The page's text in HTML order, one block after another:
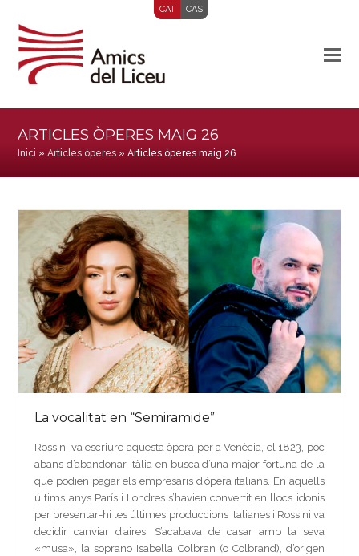
CAT CAS
ARTICLES ÒPERES MAIG 26
Inici »Articles òperes »Articles òperes maig 26
La vocalitat en “Semiramide”
Rossini va escriure aquesta òpera per a Venècia, el 1823, poc
abans d’abandonar Itàlia en busca d’una major fortuna de la
que podien pagar els empresaris d’òpera italians. En aquells
últims anys París i Londres s’havien convertit en llocs idonis
per presentar-hi les últimes produccions italianes i Rossini va
decidir canviar d’aires. S’acabava de casar amb la seva
«musa», la soprano Isabella Colbran (o Colbrand), d’origen